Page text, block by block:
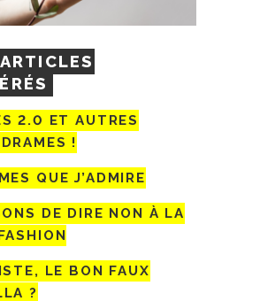
2.0 ET AUTRES
!
QUE J’ADMIRE
DE DIRE NON À LA
LE BON FAUX
?